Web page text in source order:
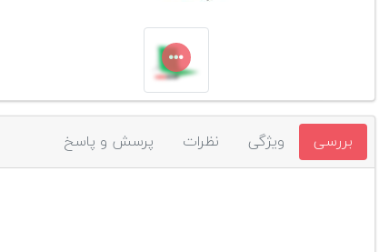
بررسی ویژگی نظرات پرسش و پاسخ